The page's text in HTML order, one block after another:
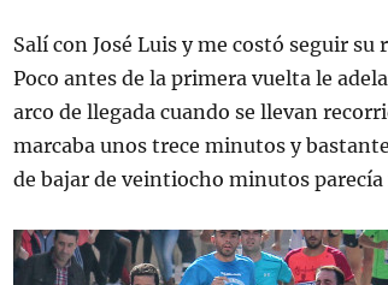
Salí con José Luis y me costó seguir
Poco antes de la primera vuelta le
arco de llegada cuando se llevan
marcaba unos trece minutos y
de bajar de veintiocho minutos